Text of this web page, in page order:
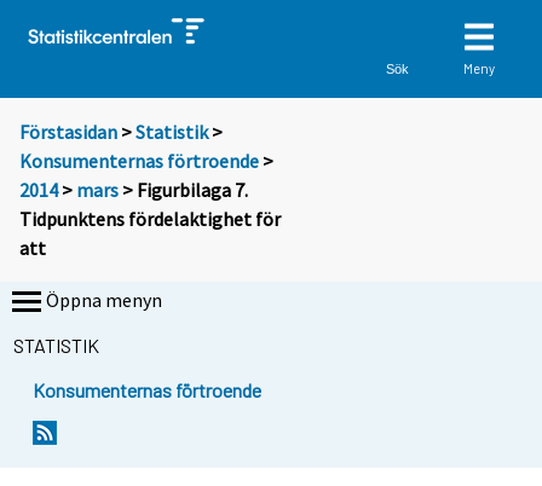
Sök Meny
Förstasidan >Statistik >
Konsumenternas förtroende >
2014> mars > Figurbilaga 7.
Tidpunktens fördelaktighet för
att
Öppna menyn
STATISTIK
Konsumenternas förtroende